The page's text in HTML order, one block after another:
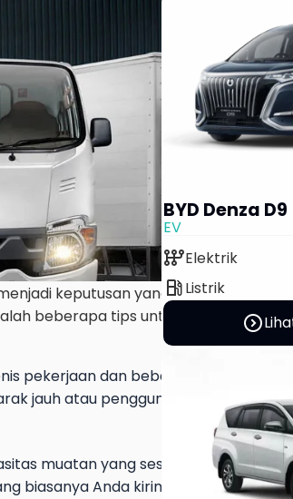
keputusan yang penting karena
beberapa tips untuk memilih truk
pekerjaan dan beban kerja yang
jauh atau penggunaan dalam kota?
muatan yang sesuai dengan
biasanya Anda kirimkan dalam satu
BYD Denza D9
EV
auto_transmissionElektrik
local_gas_stationListrik
expand_circle_right